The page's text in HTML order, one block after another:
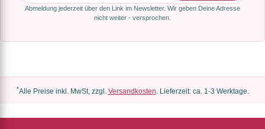
Abmeldung jederzeit über den Link im Newsletter. Wir geben Deine Adresse
nicht weiter - versprochen.
*Alle Preise inkl. MwSt, zzgl. Versandkosten. Lieferzeit: ca. 1-3 Werktage.